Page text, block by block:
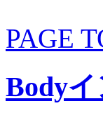
PAGE
Body